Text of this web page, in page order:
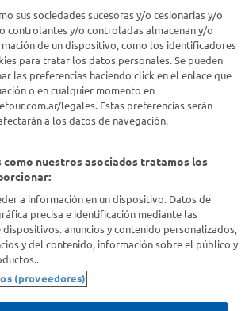
Comunicate con nosotros acá
sus sociedades sucesoras y/o cesionarias y/o
controlantes y/o controladas almacenan y/o
de un dispositivo, como los identificadores
para tratar los datos personales. Se pueden
las preferencias haciendo click en el enlace que
o en cualquier momento en
legales. Estas preferencias serán
a los datos de navegación.
nuestros asociados tratamos los
a información en un dispositivo. Datos de
precisa e identificación mediante las
dispositivos. anuncios y contenido personalizados,
y del contenido, información sobre el público y
(proveedores)